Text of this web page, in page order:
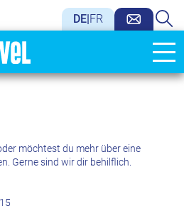
DE FR
möchtest du mehr über eine
Gerne sind wir dir behilflich.